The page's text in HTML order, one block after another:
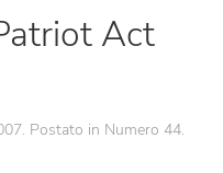
Act
. Postato in Numero 44.